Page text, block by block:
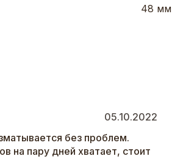
48 мм
05.10.2022
без проблем.
на пару дней хватает, стоит